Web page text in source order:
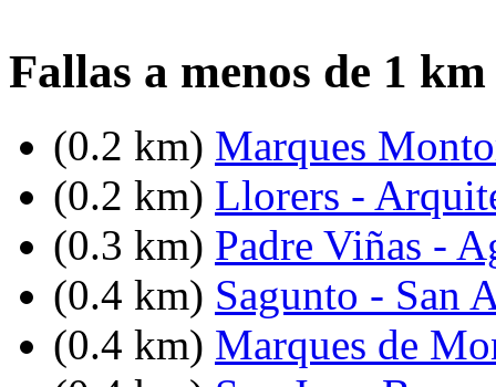
Fallas a menos de 1
(0.2 km) Marques
(0.2 km) Llorers -
(0.3 km) Padre Viñas -
(0.4 km) Sagunto - San
(0.4 km) Marques de